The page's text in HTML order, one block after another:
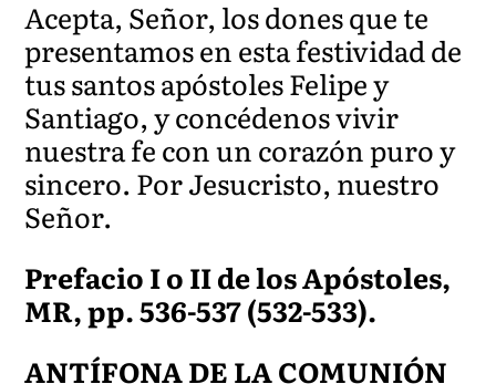
Acepta, Señor, los dones que te
presentamos en esta festividad de
tus santos apóstoles Felipe y
Santiago, y concédenos vivir
nuestra fe con un corazón puro y
sincero. Por Jesucristo, nuestro
Señor.
Prefacio I o II de los Apóstoles,
MR, pp. 536-537 (532-533).
ANTÍFONA DE LA COMUNIÓN